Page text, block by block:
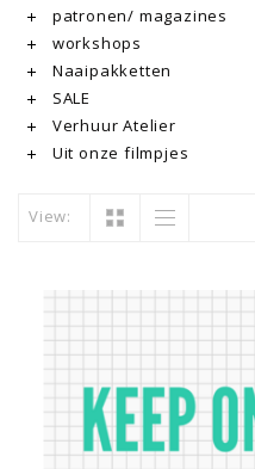
patronen/ magazines
workshops
Naaipakketten
SALE
Verhuur Atelier
Uit onze filmpjes
View: